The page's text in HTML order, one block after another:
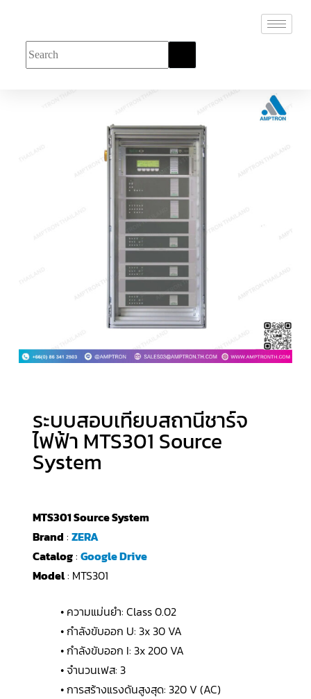
ระบบสอบเทียบสถานีชาร์จ
ไฟฟ้า MTS301 Source
System
MTS301 Source System
Brand : ZERA
Catalog: Google Drive
Model: MTS301
• ความแม่นยำ: Class 0.02
• กำลังขับออก U: 3x 30 VA
• กำลังขับออก I: 3x 200 VA
• จำนวนเฟส: 3
• การสร้างแรงดันสูงสุด: 320 V (AC)